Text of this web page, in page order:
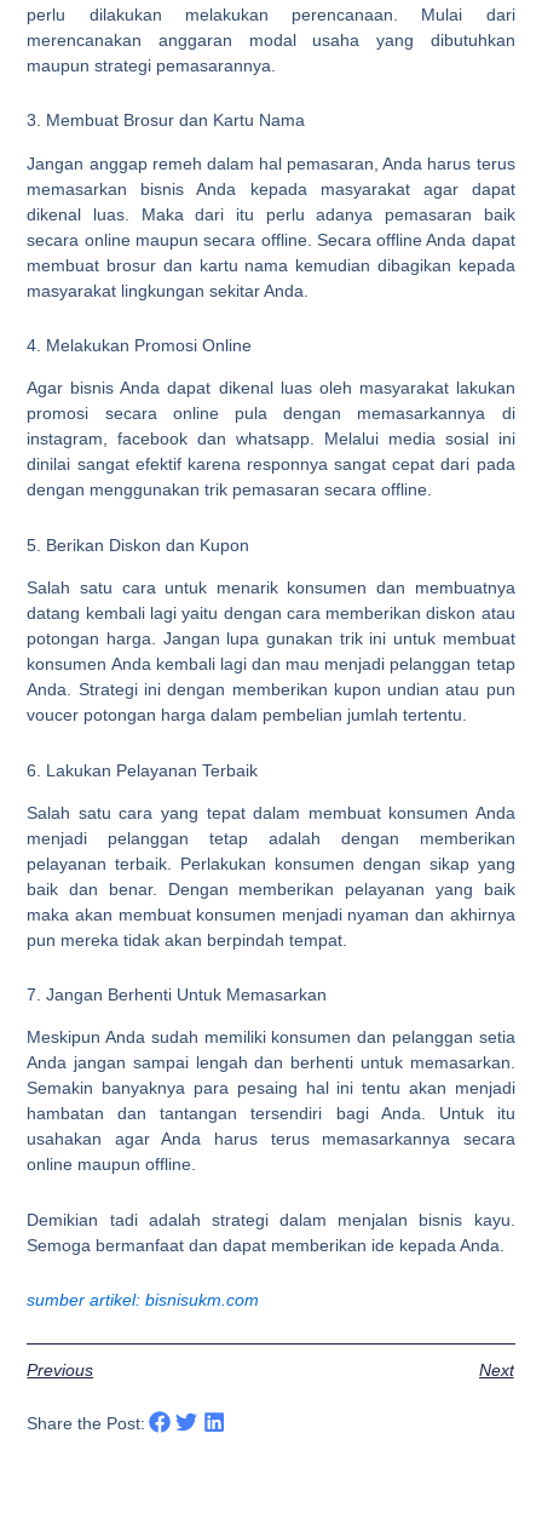
perlu dilakukan melakukan perencanaan. Mulai dari
merencanakan anggaran modal usaha yang dibutuhkan
maupun strategi pemasarannya.
3. Membuat Brosur dan Kartu Nama
Jangan anggap remeh dalam hal pemasaran, Anda harus terus
memasarkan bisnis Anda kepada masyarakat agar dapat
dikenal luas. Maka dari itu perlu adanya pemasaran baik
secara online maupun secara offline. Secara offline Anda dapat
membuat brosur dan kartu nama kemudian dibagikan kepada
masyarakat lingkungan sekitar Anda.
4. Melakukan Promosi Online
Agar bisnis Anda dapat dikenal luas oleh masyarakat lakukan
promosi secara online pula dengan memasarkannya di
instagram, facebook dan whatsapp. Melalui media sosial ini
dinilai sangat efektif karena responnya sangat cepat dari pada
dengan menggunakan trik pemasaran secara offline.
5. Berikan Diskon dan Kupon
Salah satu cara untuk menarik konsumen dan membuatnya
datang kembali lagi yaitu dengan cara memberikan diskon atau
potongan harga. Jangan lupa gunakan trik ini untuk membuat
konsumen Anda kembali lagi dan mau menjadi pelanggan tetap
Anda. Strategi ini dengan memberikan kupon undian atau pun
voucer potongan harga dalam pembelian jumlah tertentu.
6. Lakukan Pelayanan Terbaik
Salah satu cara yang tepat dalam membuat konsumen Anda
menjadi pelanggan tetap adalah dengan memberikan
pelayanan terbaik. Perlakukan konsumen dengan sikap yang
baik dan benar. Dengan memberikan pelayanan yang baik
maka akan membuat konsumen menjadi nyaman dan akhirnya
pun mereka tidak akan berpindah tempat.
7. Jangan Berhenti Untuk Memasarkan
Meskipun Anda sudah memiliki konsumen dan pelanggan setia
Anda jangan sampai lengah dan berhenti untuk memasarkan.
Semakin banyaknya para pesaing hal ini tentu akan menjadi
hambatan dan tantangan tersendiri bagi Anda. Untuk itu
usahakan agar Anda harus terus memasarkannya secara
online maupun offline.
Demikian tadi adalah strategi dalam menjalan bisnis kayu.
Semoga bermanfaat dan dapat memberikan ide kepada Anda.
sumber artikel: bisnisukm.com
Previous Next
Share the Post: